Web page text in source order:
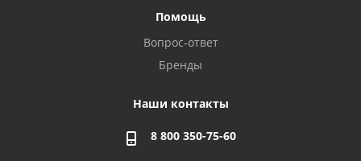
Помощь
Вопрос-ответ
Бренды
Наши контакты
8 800 350-75-60